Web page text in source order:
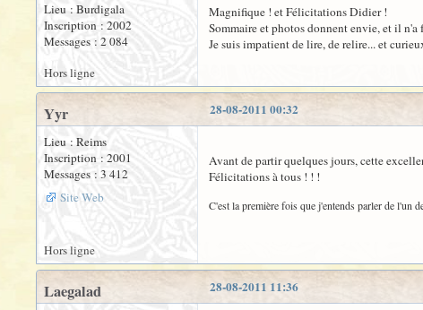
Lieu : Burdigala
Inscription : 2002
Messages : 2 084
Magnifique ! et Félicitations Didier !
Sommaire et photos donnent envie, et il
Je suis impatient de lire, de relire... et
Hors ligne
28-08-2011 00:32
Yyr
Lieu : Reims
Inscription : 2001
Messages : 3 412
Site Web
Avant de partir quelques jours, cette
Félicitations à tous ! ! !
C'est la première fois que j'entends parler de l'un
Hors ligne
28-08-2011 11:36
Laegalad